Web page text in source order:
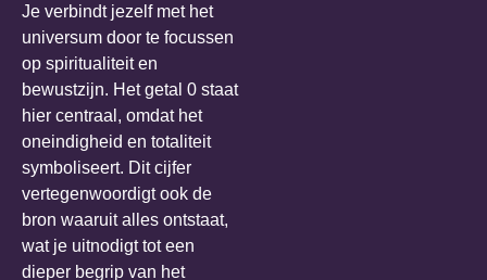
Je verbindt jezelf met het
universum door te focussen
op spiritualiteit en
bewustzijn. Het getal 0 staat
hier centraal, omdat het
oneindigheid en totaliteit
symboliseert. Dit cijfer
vertegenwoordigt ook de
bron waaruit alles ontstaat,
wat je uitnodigt tot een
dieper begrip van het